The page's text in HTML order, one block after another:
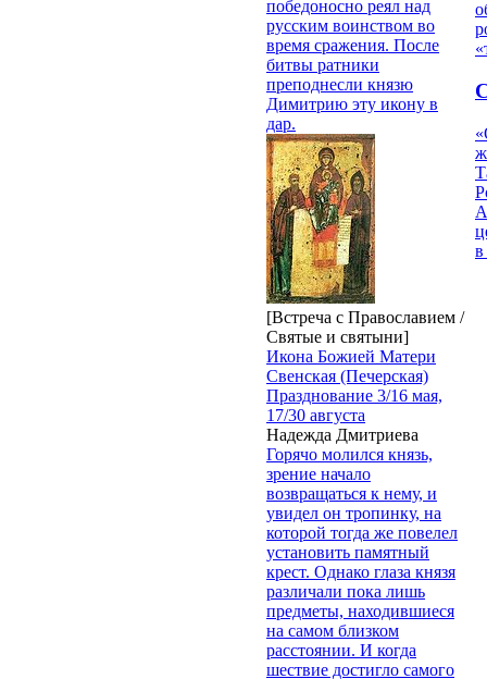
победоносно реял над
русским воинством во
время сражения. После
битвы ратники
преподнесли князю
Димитрию эту икону в
дар.
[Встреча с Православием /
Святые и святыни]
Икона Божией Матери
Свенская (Печерская)
Празднование 3/16 мая,
17/30 августа
Надежда Дмитриева
Горячо молился князь,
зрение начало
возвращаться к нему, и
увидел он тропинку, на
которой тогда же повелел
установить памятный
крест. Однако глаза князя
различали пока лишь
предметы, находившиеся
на самом близком
расстоянии. И когда
шествие достигло самого
в